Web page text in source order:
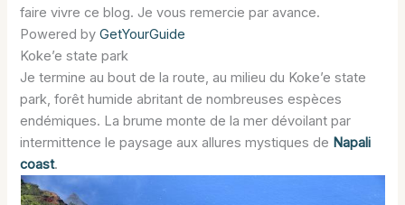
faire vivre ce blog. Je vous remercie par avance.
Powered byGetYourGuide
Koke’e state park
Je termine au bout de la route, au milieu du Koke’e state
park, forêt humide abritant de nombreuses espèces
endémiques. La brume monte de la mer dévoilant par
intermittence le paysage aux allures mystiques de Napali
coast.